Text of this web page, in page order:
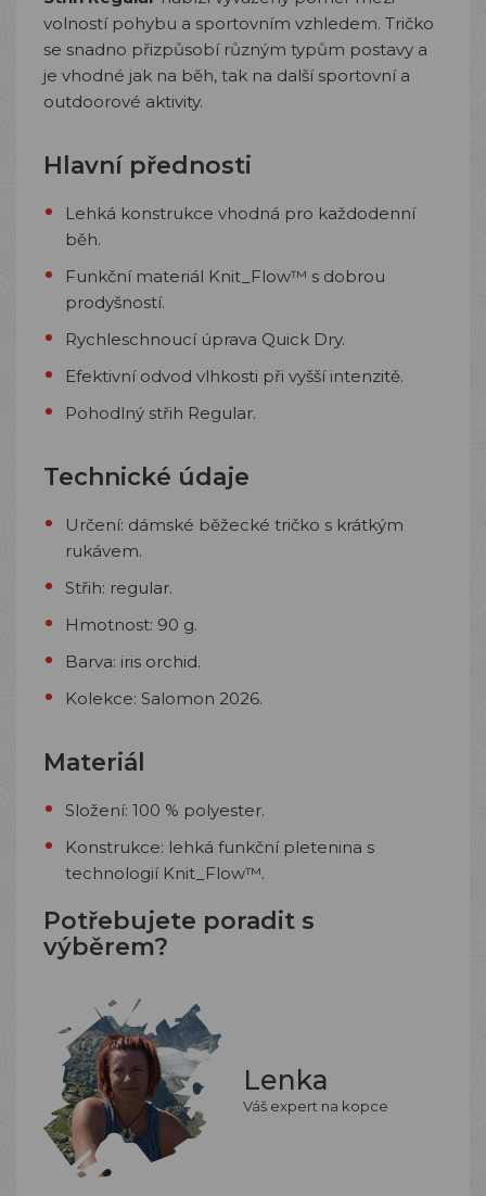
volností pohybu a sportovním vzhledem. Tričko
se snadno přizpůsobí různým typům postavy a
je vhodné jak na běh, tak na další sportovní a
outdoorové aktivity.
Hlavní přednosti
Lehká konstrukce vhodná pro každodenní
běh.
Funkční materiál Knit_Flow™ s dobrou
prodyšností.
Rychleschnoucí úprava Quick Dry.
Efektivní odvod vlhkosti při vyšší intenzitě.
Pohodlný střih Regular.
Technické údaje
Určení: dámské běžecké tričko s krátkým
rukávem.
Střih: regular.
Hmotnost: 90 g.
Barva: iris orchid.
Kolekce: Salomon 2026.
Materiál
Složení: 100 % polyester.
Konstrukce: lehká funkční pletenina s
technologií Knit_Flow™.
Potřebujete poradit s
výběrem?
Lenka
Váš expert na kopce